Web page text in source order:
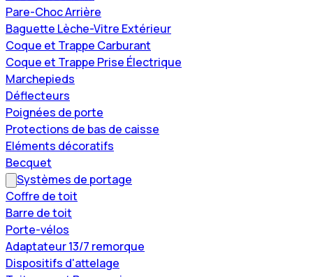
Pare-Choc Arrière
Baguette Lèche-Vitre Extérieur
Coque et Trappe Carburant
Coque et Trappe Prise Électrique
Marchepieds
Déflecteurs
Poignées de porte
Protections de bas de caisse
Eléments décoratifs
Becquet
Systèmes de portage
Coffre de toit
Barre de toit
Porte-vélos
Adaptateur 13/7 remorque
Dispositifs d'attelage